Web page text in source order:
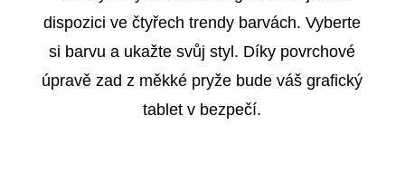
dispozici ve čtyřech trendy barvách. Vyberte
si barvu a ukažte svůj styl. Díky povrchové
úpravě zad z měkké pryže bude váš grafický
tablet v bezpečí.